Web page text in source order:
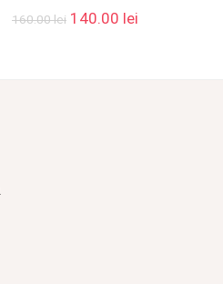
160.00lei Prețul
140.00 leiPrețul